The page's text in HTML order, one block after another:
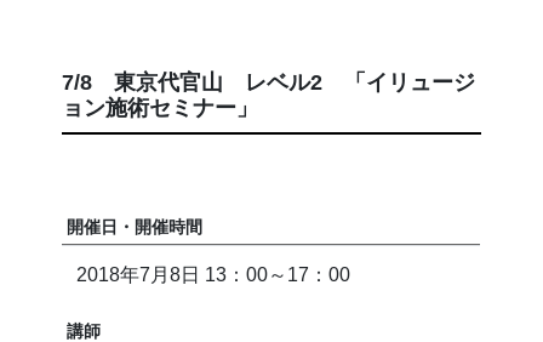
7/8 東京代官山 レベル2 「イリュージ
ョン施術セミナー」
開催日・開催時間
2018年7月8日 13：00～17：00
講師